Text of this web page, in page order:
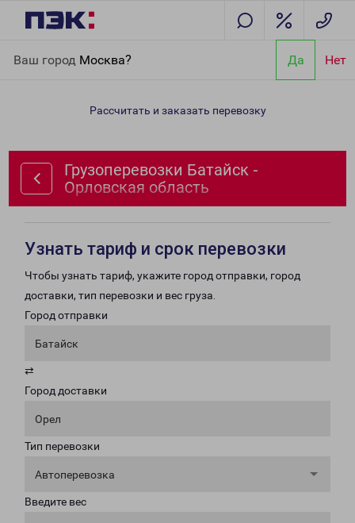
Ваш город Москва? Да Нет
область
Рассчитать и заказать перевозку
Грузоперевозки Батайск -
Орловская область
Узнать тариф и срок перевозки
Чтобы узнать тариф, укажите город отправки, город
доставки, тип перевозки и вес груза.
Город отправки
Батайск
⇄
Город доставки
Орел
Тип перевозки
Автоперевозка
Введите вес